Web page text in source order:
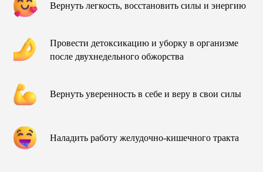
Вернуть легкость, восстановить силы и энергию
Провести детоксикацию и уборку в организме
после двухнедельного обжорства
Вернуть уверенность в себе и веру в свои силы
Наладить работу желудочно-кишечного тракта